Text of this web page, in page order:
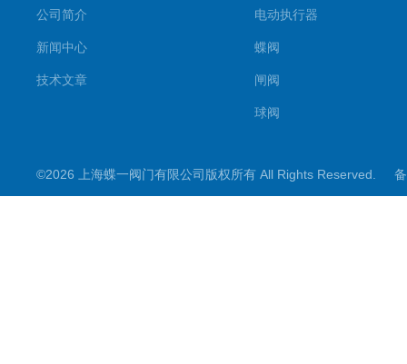
公司简介
新闻中心
技术文章
电动执行器
蝶阀
闸阀
球阀
截止阀
©2026 上海蝶一阀门有限公司版权所有 All Rights Reserved.